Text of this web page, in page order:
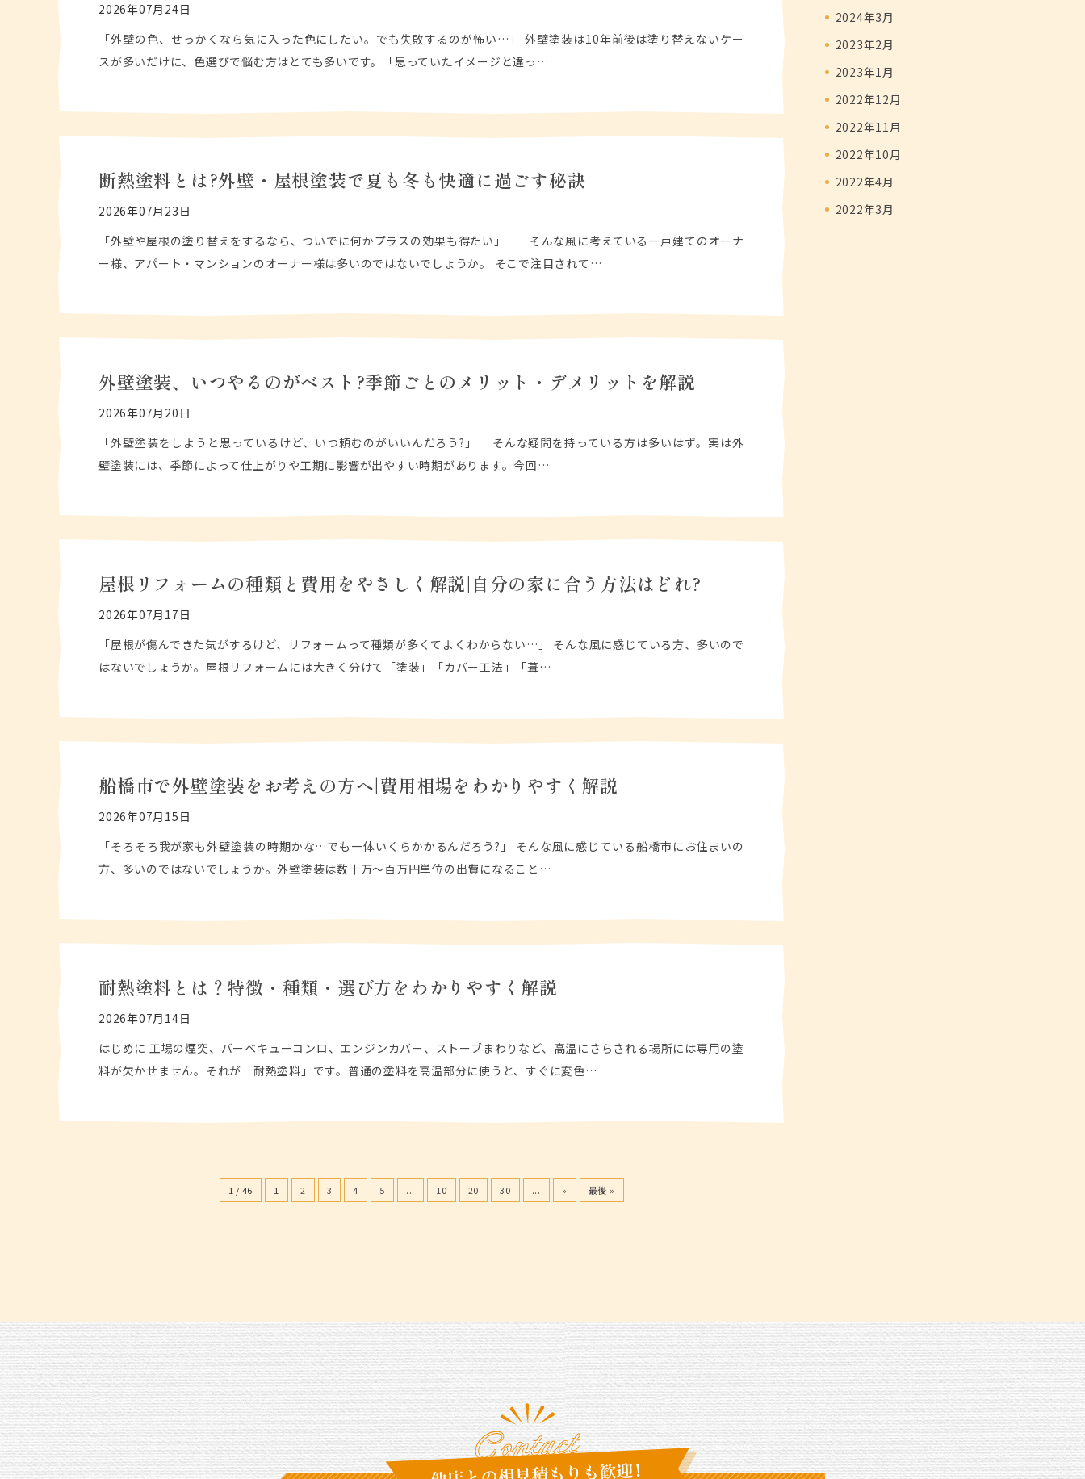
2026年07月24日
「外壁の色、せっかくなら気に入った色にしたい。でも失敗するのが怖い…」 外壁塗装は10年前後は塗り替えないケー
スが多いだけに、色選びで悩む方はとても多いです。「思っていたイメージと違っ…
断熱塗料とは?外壁・屋根塗装で夏も冬も快適に過ごす秘訣
2026年07月23日
「外壁や屋根の塗り替えをするなら、ついでに何かプラスの効果も得たい」——そんな風に考えている一戸建てのオーナ
ー様、アパート・マンションのオーナー様は多いのではないでしょうか。 そこで注目されて…
外壁塗装、いつやるのがベスト?季節ごとのメリット・デメリットを解説
2026年07月20日
「外壁塗装をしようと思っているけど、いつ頼むのがいいんだろう?」 そんな疑問を持っている方は多いはず。実は外
壁塗装には、季節によって仕上がりや工期に影響が出やすい時期があります。今回…
屋根リフォームの種類と費用をやさしく解説|自分の家に合う方法はどれ?
2026年07月17日
「屋根が傷んできた気がするけど、リフォームって種類が多くてよくわからない…」 そんな風に感じている方、多いので
はないでしょうか。屋根リフォームには大きく分けて「塗装」「カバー工法」「葺…
船橋市で外壁塗装をお考えの方へ|費用相場をわかりやすく解説
2026年07月15日
「そろそろ我が家も外壁塗装の時期かな…でも一体いくらかかるんだろう?」 そんな風に感じている船橋市にお住まいの
方、多いのではないでしょうか。外壁塗装は数十万〜百万円単位の出費になること…
耐熱塗料とは？特徴・種類・選び方をわかりやすく解説
2026年07月14日
はじめに 工場の煙突、バーベキューコンロ、エンジンカバー、ストーブまわりなど、高温にさらされる場所には専用の塗
料が欠かせません。それが「耐熱塗料」です。普通の塗料を高温部分に使うと、すぐに変色…
1 / 46 1 2 3 4 5 ... 10 20 30 ... » 最後 »
2024年3月
2023年2月
2023年1月
2022年12月
2022年11月
2022年10月
2022年4月
2022年3月